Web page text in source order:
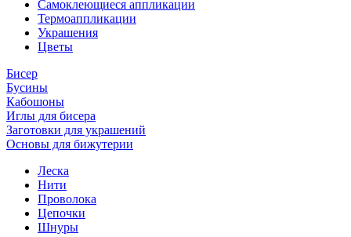
Самоклеющиеся аппликации
Термоаппликации
Украшения
Цветы
Бисер
Бусины
Кабошоны
Иглы для бисера
Заготовки для украшений
Основы для бижутерии
Леска
Нити
Проволока
Цепочки
Шнуры